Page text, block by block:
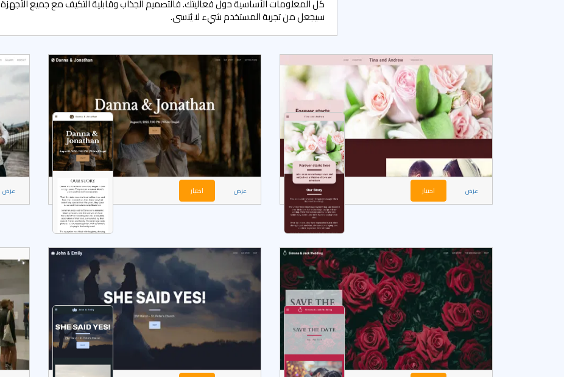
كل المعلومات الأساسية حول فعاليتك. فالتصميم الجذاب وقابلية التكيف مع جميع الأجهزة
سيجعل من تجربة المستخدم شيء لا يُنسى.
عرض اختيار عرض اختيار عرض